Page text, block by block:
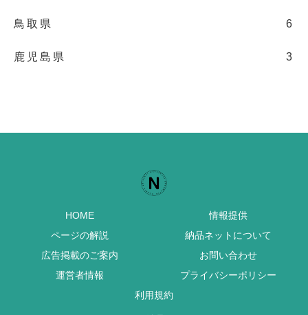
鳥取県 6
鹿児島県 3
HOME
情報提供
ページの解説
納品ネットについて
広告掲載のご案内
お問い合わせ
運営者情報
プライバシーポリシー
利用規約